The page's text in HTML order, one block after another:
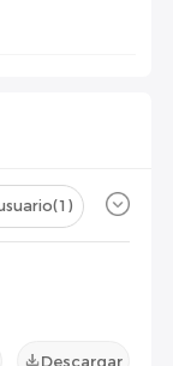
(1)
Descargar